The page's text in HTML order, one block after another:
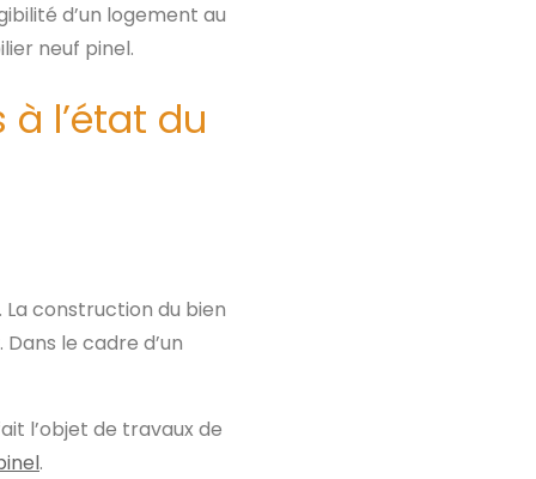
d’un logement au
neuf pinel.
l’état du
La construction du bien
le cadre d’un
l’objet de travaux de
.